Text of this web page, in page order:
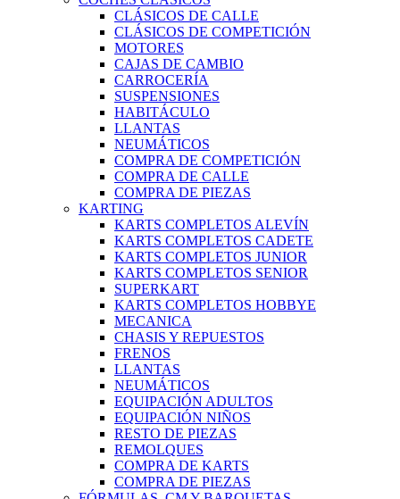
CLÁSICOS DE CALLE
CLÁSICOS DE COMPETICIÓN
MOTORES
CAJAS DE CAMBIO
CARROCERÍA
SUSPENSIONES
HABITÁCULO
LLANTAS
NEUMÁTICOS
COMPRA DE COMPETICIÓN
COMPRA DE CALLE
COMPRA DE PIEZAS
KARTING
KARTS COMPLETOS ALEVÍN
KARTS COMPLETOS CADETE
KARTS COMPLETOS JUNIOR
KARTS COMPLETOS SENIOR
SUPERKART
KARTS COMPLETOS HOBBYE
MECANICA
CHASIS Y REPUESTOS
FRENOS
LLANTAS
NEUMÁTICOS
EQUIPACIÓN ADULTOS
EQUIPACIÓN NIÑOS
RESTO DE PIEZAS
REMOLQUES
COMPRA DE KARTS
COMPRA DE PIEZAS